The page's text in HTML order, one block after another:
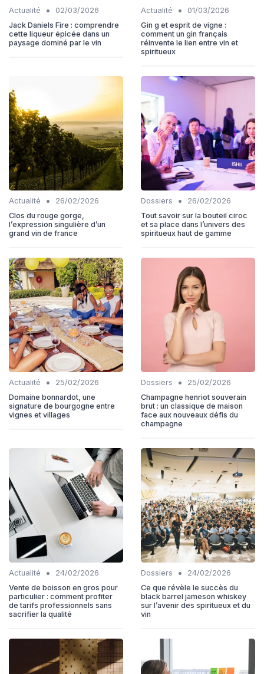
Actualité •
02/03/2026
Jack Daniels Fire : comprendre
cette liqueur épicée dans un
paysage dominé par le vin
Actualité •
01/03/2026
Gin g et esprit de vigne :
comment un gin français
réinvente le lien entre vin et
spiritueux
Actualité •
26/02/2026
Clos du rouge gorge,
l’expression singulière d’un
grand vin de france
Dossiers •
26/02/2026
Tout savoir sur la bouteil ciroc
et sa place dans l’univers des
spiritueux haut de gamme
Actualité •
25/02/2026
Domaine bonnardot, une
signature de bourgogne entre
vignes et villages
Dossiers •
25/02/2026
Champagne henriot souverain
brut : un classique de maison
face aux nouveaux défis du
champagne
Actualité •
24/02/2026
Vente de boisson en gros pour
particulier : comment profiter
de tarifs professionnels sans
sacrifier la qualité
Dossiers •
24/02/2026
Ce que révèle le succès du
black barrel jameson whiskey
sur l’avenir des spiritueux et du
vin